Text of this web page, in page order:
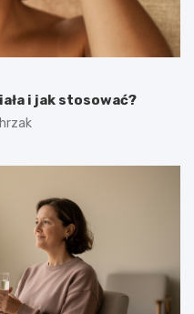
i jak stosować?